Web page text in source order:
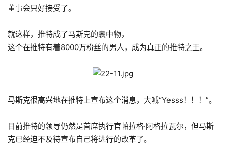
董事会只好接受了。
就这样，推特成了马斯克的囊中物，
这个在推特有着8000万粉丝的男人，成为真正的推特之王。
马斯克很高兴地在推特上宣布这个消息，大喊“Yesss！！！”。
目前推特的领导仍然是首席执行官帕拉格·阿格拉瓦尔，但马斯
克已经迫不及待宣布自己将进行的改革了。